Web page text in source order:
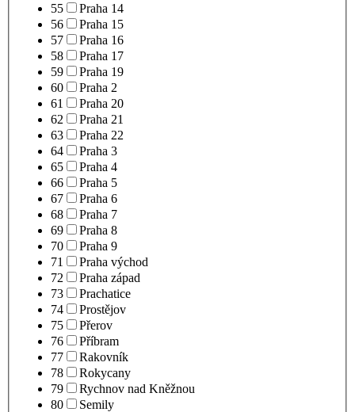
55
Praha 14
56
Praha 15
57
Praha 16
58
Praha 17
59
Praha 19
60
Praha 2
61
Praha 20
62
Praha 21
63
Praha 22
64
Praha 3
65
Praha 4
66
Praha 5
67
Praha 6
68
Praha 7
69
Praha 8
70
Praha 9
71
Praha východ
72
Praha západ
73
Prachatice
74
Prostějov
75
Přerov
76
Příbram
77
Rakovník
78
Rokycany
79
Rychnov nad Kněžnou
80
Semily